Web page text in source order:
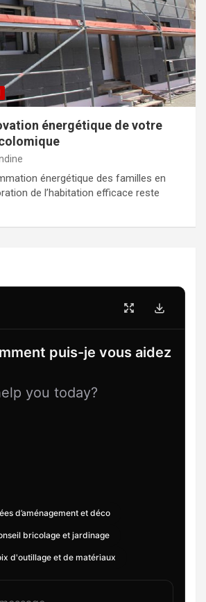
énergétique de votre
énergétique des familles en
de l’habitation efficace reste
puis-je vous aidez
you today?
d’aménagement et déco
bricolage et jardinage
d'outillage et de matériaux